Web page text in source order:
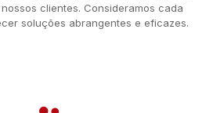
clientes. Consideramos cada
soluções abrangentes e eficazes.